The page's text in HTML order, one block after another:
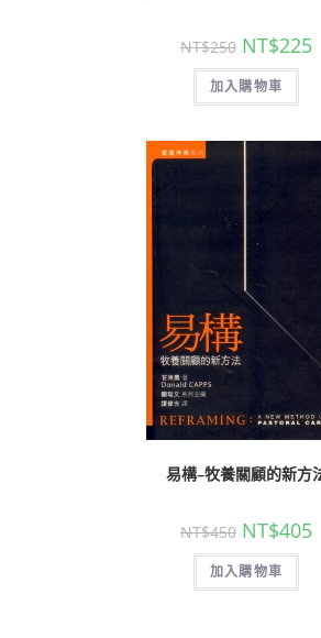
NT$250 NT$225
加入購物車
易構–牧養關顧的新方
NT$450 NT$405
加入購物車